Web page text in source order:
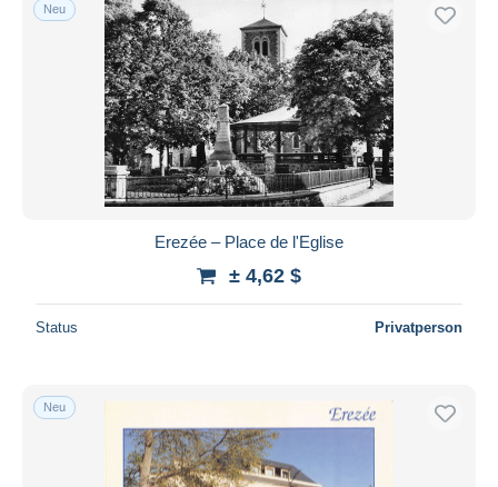
Neu
Erezée – Place de l'Eglise
± 4,62 $
Status Privatperson
Neu